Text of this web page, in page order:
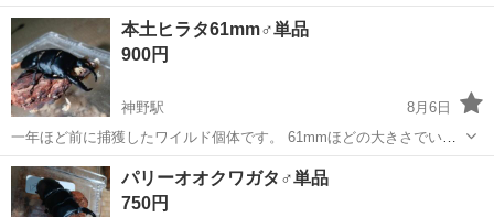
です。 発泡スチロールの上に昆虫を針で固定しています。 製作してか
ら一年ほど経過していますが腐敗臭などは一切しません。 ヘラクレス
オオカブトの標本自体に価値があ...
兵庫 加古川市 神野駅 標本
本土ヒラタ61mm♂単品
900円
神野駅
8月6日
一年ほど前に捕獲したワイルド個体です。 61mmほどの大きさでいわ
ゆるバケヒラタです。 ヒラタクワガタは寿命が長いほうなのですが羽
化してから少なくとも一年は経過しているので900円という破格の値段
設定になっております。 ご購...
兵庫 加古川市 神野駅 その他
パリーオオクワガタ♂単品
750円